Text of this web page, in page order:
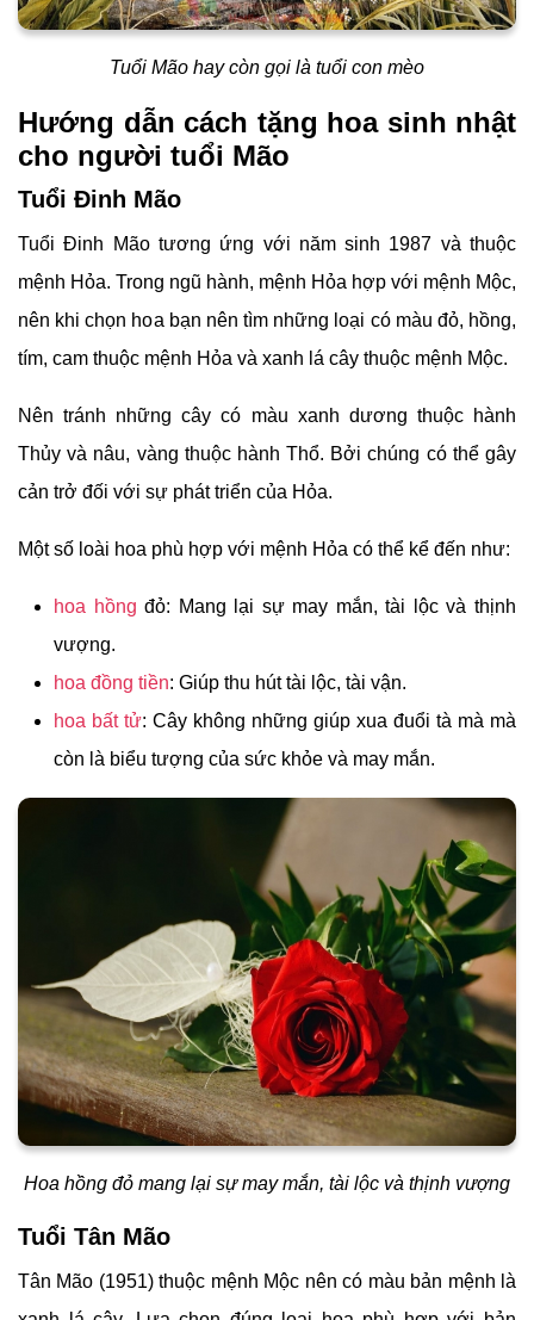
Tuổi Mão hay còn gọi là tuổi con mèo
Hướng dẫn cách tặng hoa sinh nhật
cho người tuổi Mão
Tuổi Đinh Mão
Tuổi Đinh Mão tương ứng với năm sinh 1987 và thuộc
mệnh Hỏa. Trong ngũ hành, mệnh Hỏa hợp với mệnh Mộc,
nên khi chọn hoa bạn nên tìm những loại có màu đỏ, hồng,
tím, cam thuộc mệnh Hỏa và xanh lá cây thuộc mệnh Mộc.
Nên tránh những cây có màu xanh dương thuộc hành
Thủy và nâu, vàng thuộc hành Thổ. Bởi chúng có thể gây
cản trở đối với sự phát triển của Hỏa.
Một số loài hoa phù hợp với mệnh Hỏa có thể kể đến như:
hoa hồng đỏ: Mang lại sự may mắn, tài lộc và thịnh
vượng.
hoa đồng tiền: Giúp thu hút tài lộc, tài vận.
hoa bất tử: Cây không những giúp xua đuổi tà mà mà
còn là biểu tượng của sức khỏe và may mắn.
Hoa hồng đỏ mang lại sự may mắn, tài lộc và thịnh vượng
Tuổi Tân Mão
Tân Mão (1951) thuộc mệnh Mộc nên có màu bản mệnh là